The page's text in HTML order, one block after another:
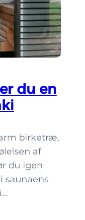
du en
birketræ,
af
du igen
saunaens